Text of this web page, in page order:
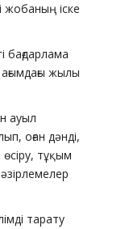
жобаның іске
бағдарлама
жылы
ауыл
оған дәнді,
тұқым
тарату